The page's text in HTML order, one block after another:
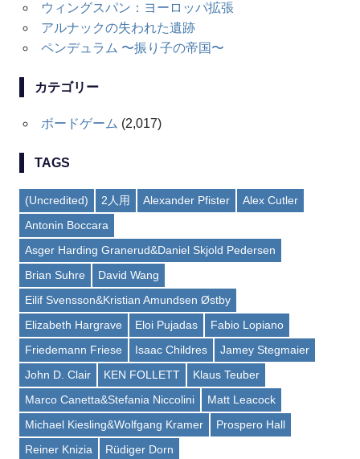
ウィングスパン：ヨーロッパ拡張
アルナックの失われた遺跡
ペンデュラム 〜振り子の帝国〜
カテゴリー
ボードゲーム (2,017)
TAGS
(Uncredited) 2人用 Alexander Pfister
Alex Cutler
Antonin Boccara
Asger Harding Granerud&Daniel Skjold Pedersen
Brian Suhre
David Wang
Eilif Svensson&Kristian Amundsen Østby
Elizabeth Hargrave
Eloi Pujadas
Fabio Lopiano
Friedemann Friese
Isaac Childres
Jamey Stegmaier
John D. Clair
KEN FOLLETT
Klaus Teuber
Marco Canetta&Stefania Niccolini
Matt Leacock
Michael Kiesling&Wolfgang Kramer
Prospero Hall
Reiner Knizia
Rüdiger Dorn